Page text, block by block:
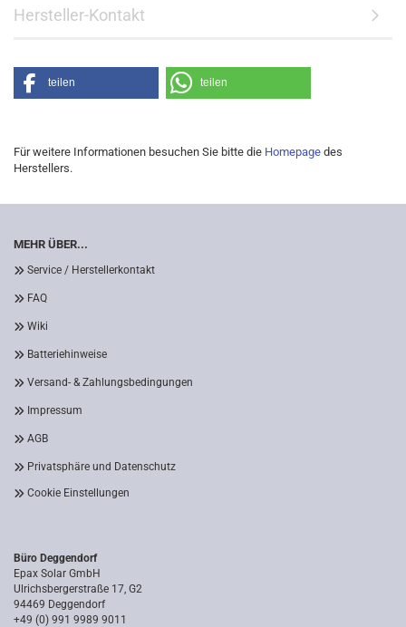
Hersteller-Kontakt
teilen teilen
Für weitere Informationen besuchen Sie bitte die Homepage des
Herstellers.
MEHR ÜBER...
Service / Herstellerkontakt
FAQ
Wiki
Batteriehinweise
Versand- & Zahlungsbedingungen
Impressum
AGB
Privatsphäre und Datenschutz
Cookie Einstellungen
Büro Deggendorf
Epax Solar GmbH
Ulrichsbergerstraße 17, G2
94469 Deggendorf
+49 (0) 991 9989 9011